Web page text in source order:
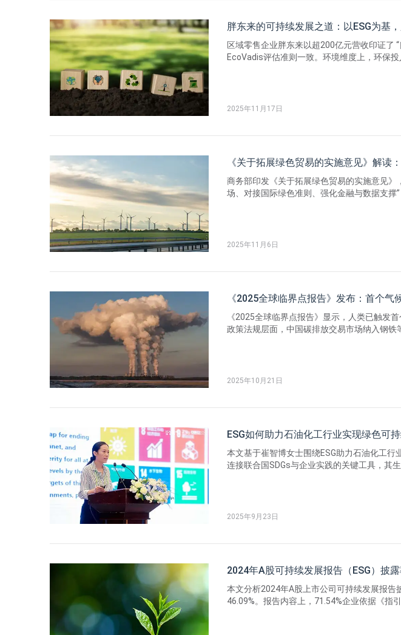
胖东来的可持续发展之道：以ESG为基
区域零售企业胖东来以超200亿元营收印证了
EcoVadis评估准则一致。环境维度上，环保
2025年11月17日
《关于拓展绿色贸易的实施意见》解读
商务部印发《关于拓展绿色贸易的实施意见
场、对接国际绿色准则、强化金融与数据支撑
2025年11月6日
《2025全球临界点报告》发布：首个
《2025全球临界点报告》显示，人类已触发
政策法规层面，中国碳排放交易市场纳入钢铁
2025年10月21日
ESG如何助力石油化工行业实现绿色可
本文基于崔智博女士围绕ESG助力石油化工行
连接联合国SDGs与企业实践的关键工具，其
2025年9月23日
2024年A股可持续发展报告（ESG）披
本文分析2024年A股上市公司可持续发展报
46.09%。报告内容上，71.54%企业依据《指